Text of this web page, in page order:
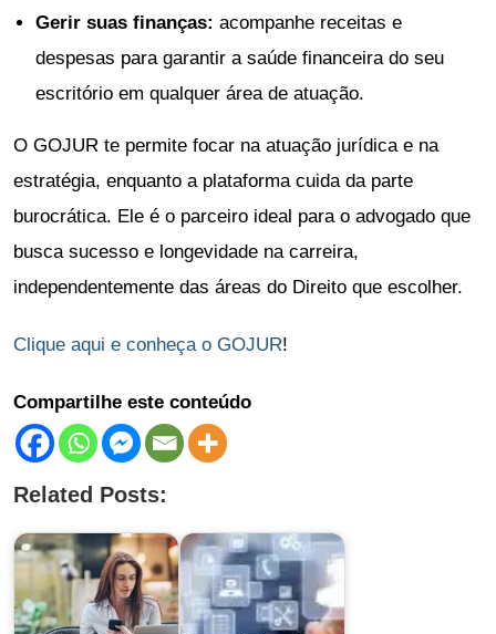
Gerir suas finanças: acompanhe receitas e
despesas para garantir a saúde financeira do seu
escritório em qualquer área de atuação.
O GOJUR te permite focar na atuação jurídica e na
estratégia, enquanto a plataforma cuida da parte
burocrática. Ele é o parceiro ideal para o advogado que
busca sucesso e longevidade na carreira,
independentemente das áreas do Direito que escolher.
Clique aqui e conheça o GOJUR!
Compartilhe este conteúdo
Related Posts: